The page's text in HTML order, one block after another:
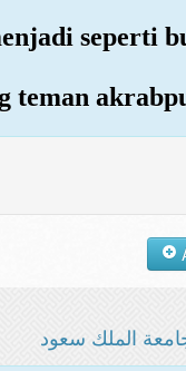
seperti
teman
الملك سعود